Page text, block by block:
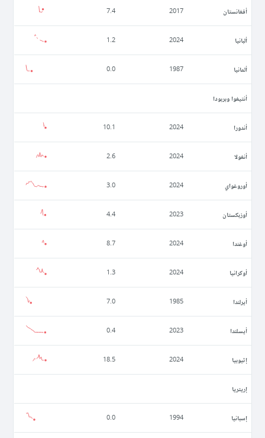
أفغانستان 2017
7.4
ألبانيا 2024
1.2
ألمانيا 1987
0.0
أنتيغوا وبربودا
أندورا 2024
10.1
أنغولا 2024
2.6
أوروغواي 2024
3.0
أوزبكستان 2023
4.4
أوغندا 2024
8.7
أوكرانيا 2024
1.3
أيرلندا 1985
7.0
أيسلندا 2023
0.4
إثيوبيا 2024
18.5
إريتريا
إسبانيا 1994
0.0